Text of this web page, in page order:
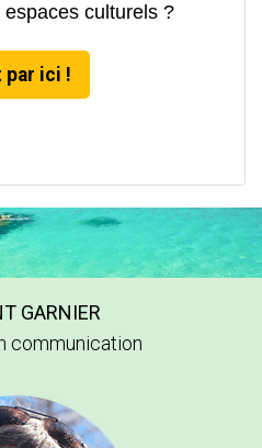
culturels ?
par ici !
GARNIER
communication